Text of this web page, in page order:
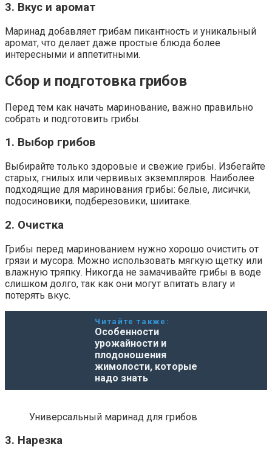
3. Вкус и аромат
Маринад добавляет грибам пикантность и уникальный
аромат, что делает даже простые блюда более
интересными и аппетитными.
Сбор и подготовка грибов
Перед тем как начать маринование, важно правильно
собрать и подготовить грибы.
1. Выбор грибов
Выбирайте только здоровые и свежие грибы. Избегайте
старых, гнилых или червивых экземпляров. Наиболее
подходящие для маринования грибы: белые, лисички,
подосиновики, подберезовики, шиитаке.
2. Очистка
Грибы перед маринованием нужно хорошо очистить от
грязи и мусора. Можно использовать мягкую щетку или
влажную тряпку. Никогда не замачивайте грибы в воде
слишком долго, так как они могут впитать влагу и
потерять вкус.
Читайте также:
Особенности
урожайности и
плодоношения
жимолости, которые
надо знать
Универсальный маринад для грибов
3. Нарезка